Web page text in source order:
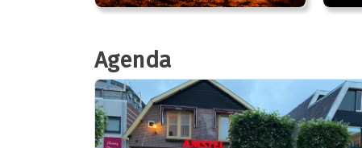
Agenda